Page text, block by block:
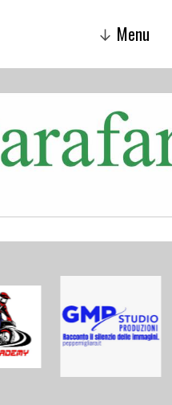
↓ Menu